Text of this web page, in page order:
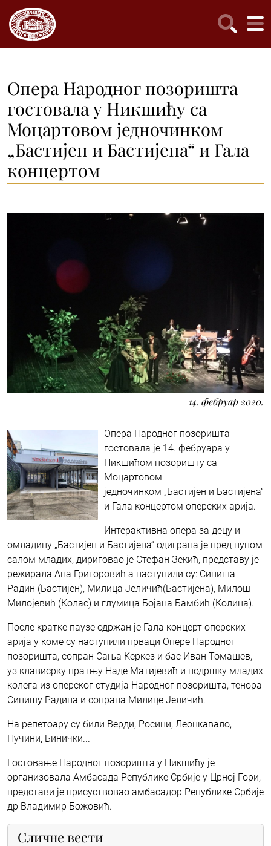
Опера Народног позоришта
гостовала у Никшићу са
Моцартовом једночинком
„Бастијен и Бастијена“ и Гала
концертом
14. фебруар 2020.
Опера Народног позоришта
гостовала је 14. фебруара у
Никшићом позоришту са
Моцартовом
једночинком „Бастијен и Бастијена“
и Гала концертом оперских арија.
Интерактивна опера за децу и
омладину „Бастијен и Бастијена“ одиграна је пред пуном
салом младих, дириговао је Стефан Зекић, представу је
режирала Ана Григоровић а наступили су: Синиша
Радин (Бастијен), Милица Јеличић(Бастијена), Милош
Милојевић (Колас) и глумица Бојана Бамбић (Колина).
После кратке паузе одржан је Гала концерт оперских
арија у коме су наступили прваци Опере Народног
позоришта, сопран Сања Керкез и бас Иван Томашев,
уз клависрку пратњу Наде Матијевић и подршку младих
колега из оперског студија Народног позоришта, тенора
Синишу Радина и сопрана Милице Јеличић.
На репетоару су били Верди, Росини, Леонкавало,
Пучини, Бинички...
Гостовање Народног позоришта у Никшићу је
организовала Амбасада Републике Србије у Црној Гори,
представи је присуствовао амбасадор Републике Србије
др Владимир Божовић.
Сличне вести